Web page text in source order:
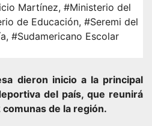
Martínez, #Ministerio del
de Educación, #Seremi del
, #Sudamericano Escolar
dieron inicio a la principal
del país, que reunirá
de la región.